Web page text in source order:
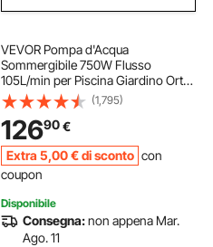
VEVOR Pompa d'Acqua
Sommergibile 750W Flusso
105L/min per Piscina Giardino Orto
in Acciaio Inox, Pompa Sommersa
per Pozzo 230V Prevalenza Max.
62m, Pompa Sommersa per Pozzo
Piscina con Cavi
(1,795)
12690€
Extra 5,00 €di sconto con
coupon
Disponibile
Consegna:non appena Mar.
Ago. 11